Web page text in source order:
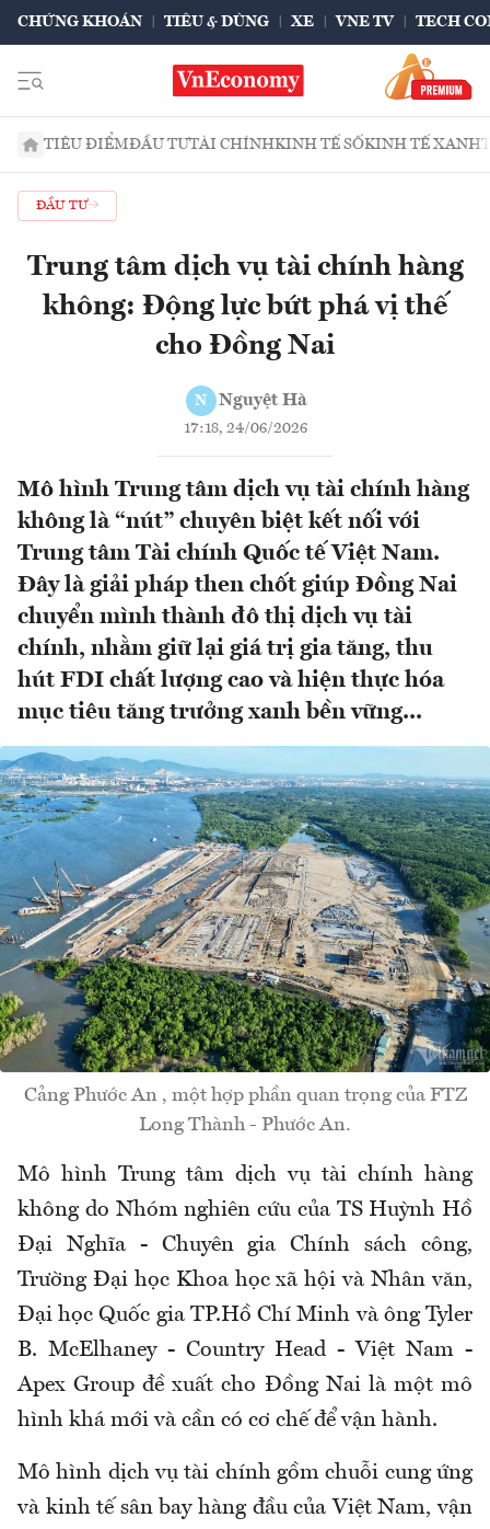
CHỨNG KHOÁN TIÊU & DÙNG XE VNE TV TECH
TIÊU ĐIỂMĐẦU TƯTÀI CHÍNHKINH TẾ SỐKINH TẾ XANH
ĐẦU TƯ
Trung tâm dịch vụ tài chính hàng
không: Động lực bứt phá vị thế
cho Đồng Nai
N Nguyệt Hà
17:18, 24/06/2026
Mô hình Trung tâm dịch vụ tài chính hàng
không là “nút” chuyên biệt kết nối với
Trung tâm Tài chính Quốc tế Việt Nam.
Đây là giải pháp then chốt giúp Đồng Nai
chuyển mình thành đô thị dịch vụ tài
chính, nhằm giữ lại giá trị gia tăng, thu
hút FDI chất lượng cao và hiện thực hóa
mục tiêu tăng trưởng xanh bền vững...
Cảng Phước An , một hợp phần quan trọng của FTZ
Long Thành - Phước An.
Mô hình Trung tâm dịch vụ tài chính hàng
không do Nhóm nghiên cứu của TS Huỳnh Hồ
Đại Nghĩa - Chuyên gia Chính sách công,
Trường Đại học Khoa học xã hội và Nhân văn,
Đại học Quốc gia TP.Hồ Chí Minh và ông Tyler
B. McElhaney - Country Head - Việt Nam -
Apex Group đề xuất cho Đồng Nai là một mô
hình khá mới và cần có cơ chế để vận hành.
Mô hình dịch vụ tài chính gồm chuỗi cung ứng
và kinh tế sân bay hàng đầu của Việt Nam, vận